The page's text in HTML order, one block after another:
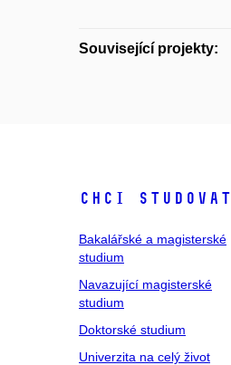
Související projekty:
Chci studovat
Bakalářské a magisterské
studium
Navazující magisterské
studium
Doktorské studium
Univerzita na celý život